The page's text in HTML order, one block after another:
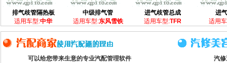
排气歧管隔热板
适用车型:中华
中级排气管
适用车型:东风雪铁
进气歧管总成
适用车型:TFR
进
适用
可以给您带来生意的专业汽配管理软件
汽